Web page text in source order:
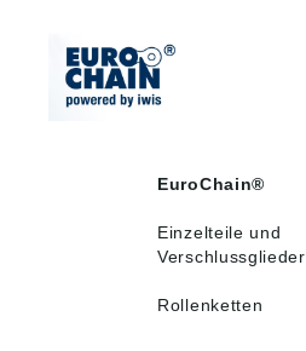
EuroChain®
Einzelteile und
Verschlussglieder
Rollenketten